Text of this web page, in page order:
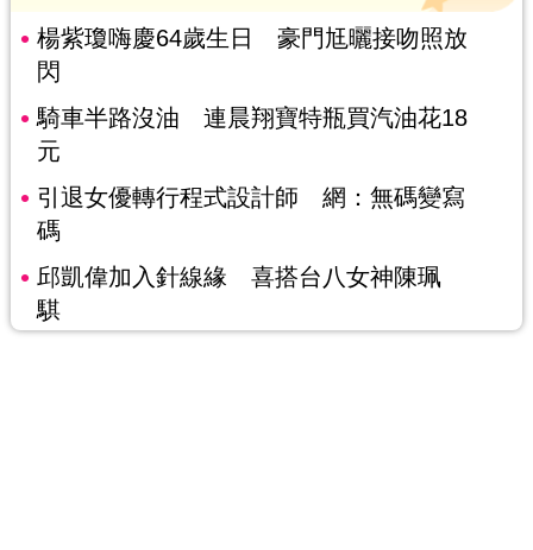
楊紫瓊嗨慶64歲生日 豪門尪曬接吻照放
閃
騎車半路沒油 連晨翔寶特瓶買汽油花18
元
引退女優轉行程式設計師 網：無碼變寫
碼
邱凱偉加入針線緣 喜搭台八女神陳珮
騏